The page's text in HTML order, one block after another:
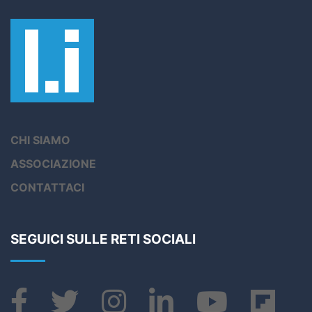
CHI SIAMO
ASSOCIAZIONE
CONTATTACI
SEGUICI SULLE RETI SOCIALI